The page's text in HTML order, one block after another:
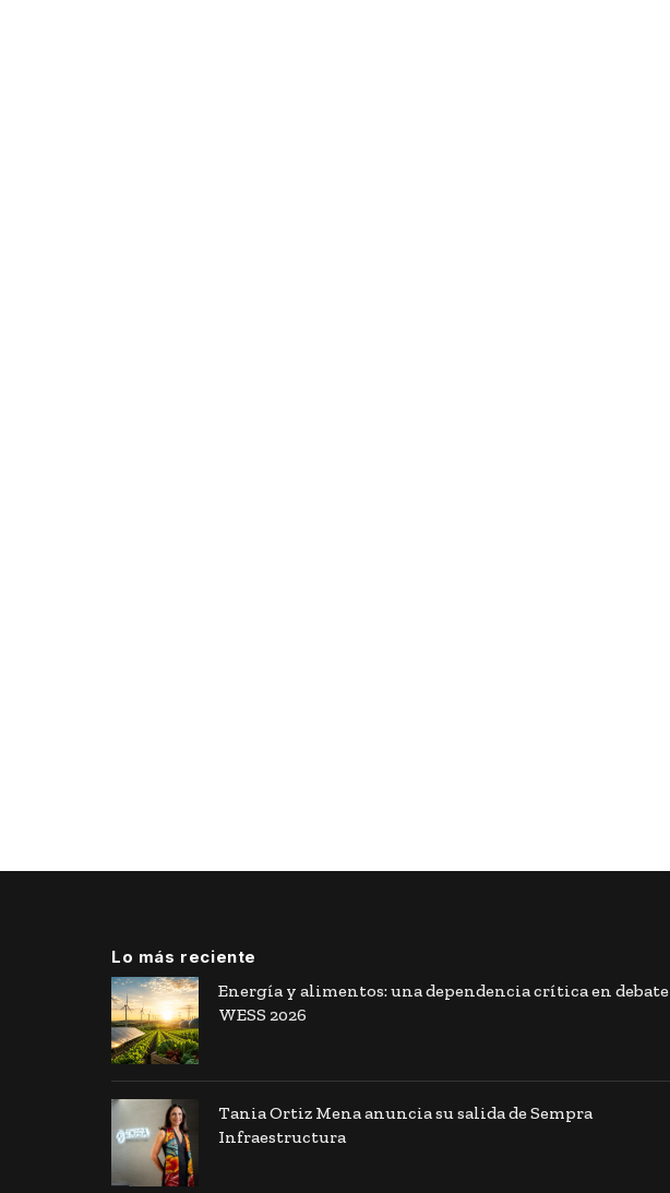
Lo más reciente
Energía y alimentos: una dependencia crítica en debate
WESS 2026
Tania Ortiz Mena anuncia su salida de Sempra
Infraestructura